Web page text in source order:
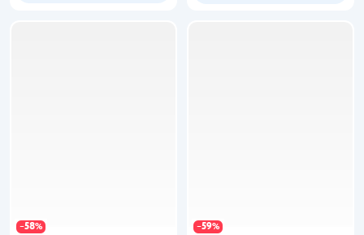
−58% −59%